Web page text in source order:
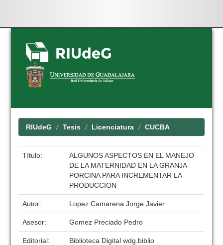
Skip
navigation
RIUdeG Tesis Licenciatura CUCBA
Título:
ALGUNOS ASPECTOS EN EL MANEJO
DE LA MATERNIDAD EN LA GRANJA
PORCINA PARA INCREMENTAR LA
PRODUCCION
Autor: Lopez Camarena Jorge Javier
Asesor: Gomez Preciado Pedro
Editorial:
Biblioteca Digital wdg.biblio